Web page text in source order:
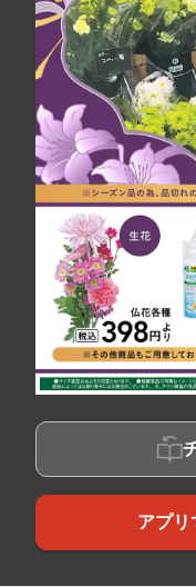
アプリ